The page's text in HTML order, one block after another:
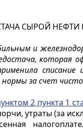
СЫРОЙ
и
за счет
2 пункта 1
утраты (за